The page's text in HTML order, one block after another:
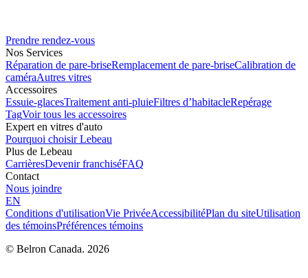
Prendre rendez-vous
Nos Services
Réparation de pare-briseRemplacement de pare-briseCalibration de
caméraAutres vitres
Accessoires
Essuie-glacesTraitement anti-pluieFiltres d’habitacleRepérage
TagVoir tous les accessoires
Expert en vitres d'auto
Pourquoi choisir Lebeau
Plus de Lebeau
CarrièresDevenir franchiséFAQ
Contact
Nous joindre
EN
Conditions d'utilisationVie PrivéeAccessibilitéPlan du siteUtilisation
des témoinsPréférences témoins
© Belron Canada. 2026